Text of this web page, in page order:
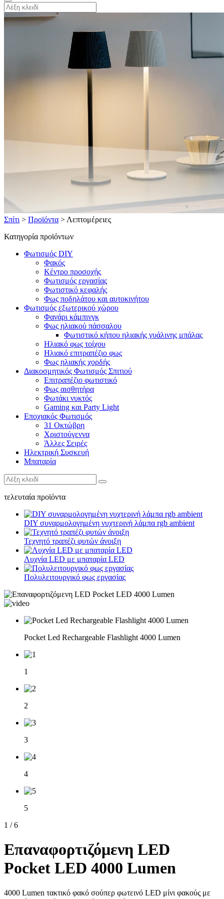
Σπίτι > Προϊόντα > Λεπτομέρειες
Κατηγορία προϊόντων
Φωτισμός DIY
Φακός
Κέντρο προσοχής
Φωτισμός εργασίας
Φωτιστικό κεφαλής
Φως ποδηλάτου και αυτοκινήτου
Φωτισμός εξωτερικού χώρου
Φανάρι κάμπινγκ
Φως ηλιακού πάσσαλου
Φωτιστικό κήπου ηλιακής γυάλινης μπάλας
Ηλιακό φως τοίχου
Ηλιακό επιτραπέζιο φως
Φως ηλιακής χορδής
Διακοσμητικός Φωτισμός Σπιτιού
Επιτραπέζιο φωτιστικό
Φως αισθητήρα
Φωτάκι νυκτός
Gaming και Party Light
Εποχιακός Φωτισμός
31 Οκτώβρη
Χριστούγεννα
Άλλες Σειρές
Ηλεκτρική Συσκευή
Μπαταρία
τελευταία προϊόντα
DIY συναρμολογημένη νυχτερινή λάμπα rgb ambient
Τεχνητό τραπέζι φυτών άνοιξη
Λυχνία LED με μπαταρία LED
Πολυλειτουργικό φως εργασίας
Pocket Led Rechargeable Flashlight 4000 Lumen
1
2
3
4
5
1 / 6
Επαναφορτιζόμενη LED
Pocket LED 4000 Lumen
4000 Lumen τακτικό φακό σούπερ φωτεινό LED μίνι φακούς με